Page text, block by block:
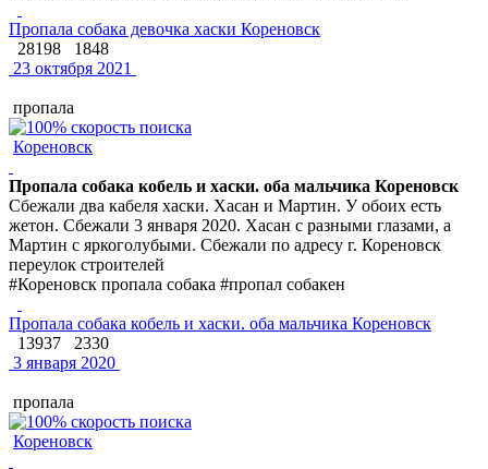
Пропала собака девочка хаски Кореновск
28198
1848
23 октября 2021
пропала
Кореновск
Пропала собака кобель и хаски. оба мальчика Кореновск
Сбежали два кабеля хаски. Хасан и Мартин. У обоих есть
жетон. Сбежали 3 января 2020. Хасан с разными глазами, а
Мартин с яркоголубыми. Сбежали по адресу г. Кореновск
переулок строителей
#Кореновск пропала собака #пропал собакен
Пропала собака кобель и хаски. оба мальчика Кореновск
13937
2330
3 января 2020
пропала
Кореновск